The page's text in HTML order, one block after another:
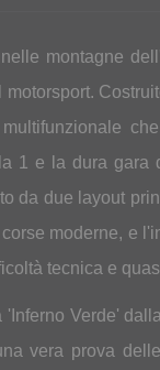
montagne
1 e la dura gara
da due layout
moderne, e
tecnica e
'Inferno Verde'
vera prova